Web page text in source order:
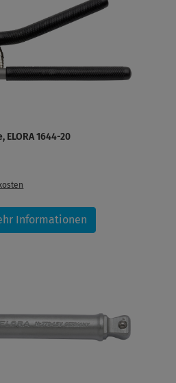
ELORA 1644-20
Informationen